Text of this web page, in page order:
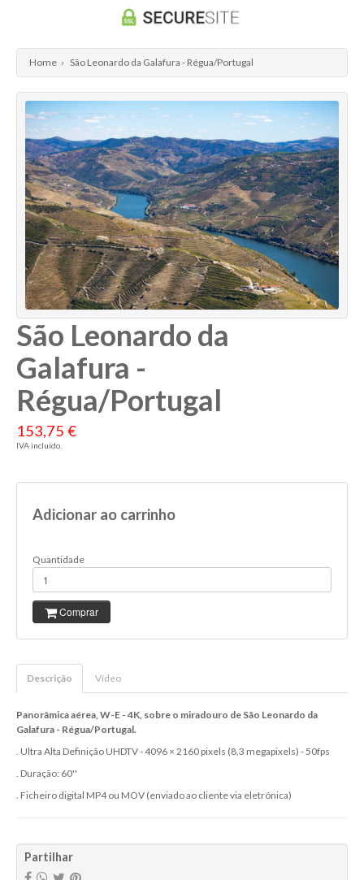
Home › São Leonardo da Galafura - Régua/Portugal
São Leonardo da
Galafura -
Régua/Portugal
153,75 €
IVA incluído.
Adicionar ao carrinho
Quantidade
Comprar
Descrição Vídeo
Panorâmica aérea, W-E - 4K, sobre o miradouro de São Leonardo da
Galafura - Régua/Portugal.
. Ultra Alta Definição UHDTV - 4096 × 2160 pixels (8,3 megapixels) - 50fps
. Duração: 60''
. Ficheiro digital MP4 ou MOV (enviado ao cliente via eletrónica)
Partilhar